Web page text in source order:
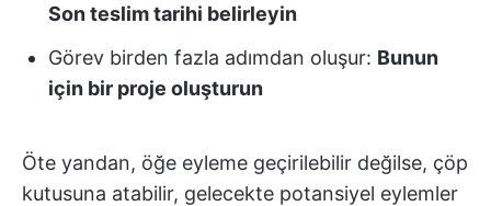
Son teslim tarihi belirleyin
Görev birden fazla adımdan oluşur: Bunun
için bir proje oluşturun
Öte yandan, öğe eyleme geçirilebilir değilse, çöp
kutusuna atabilir, gelecekte potansiyel eylemler